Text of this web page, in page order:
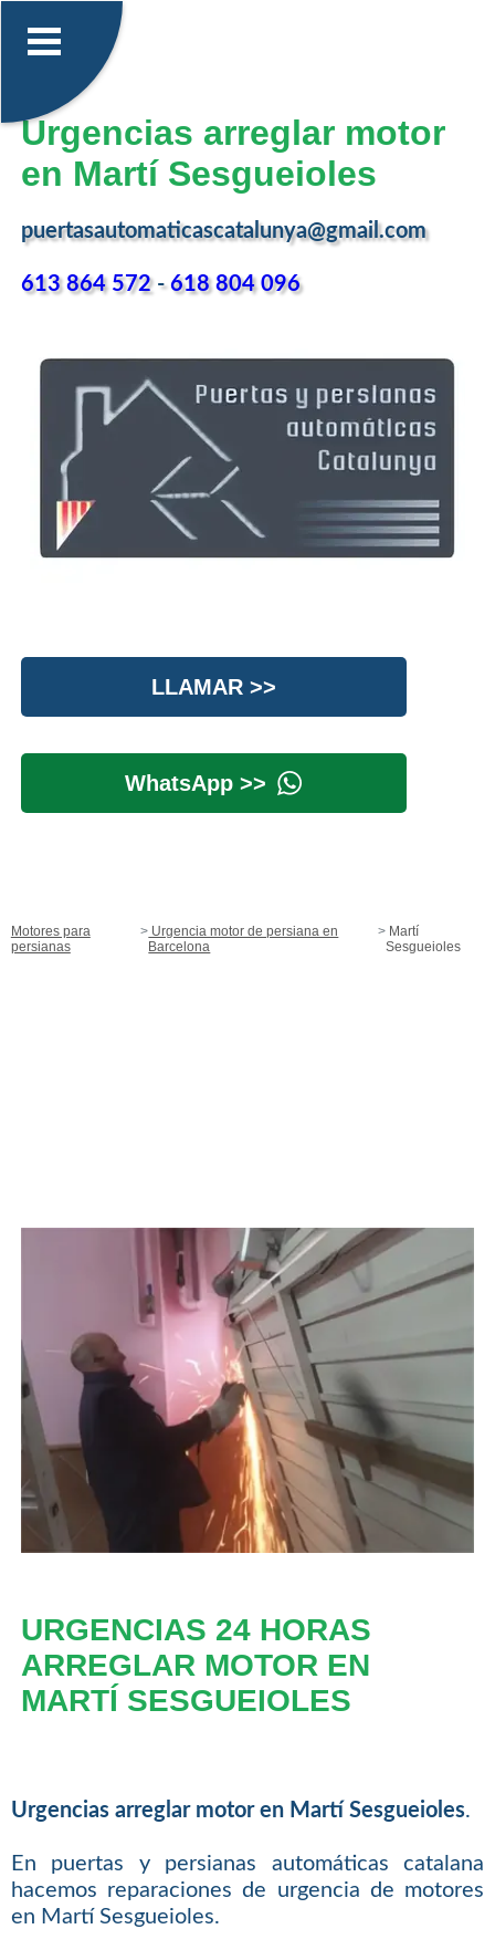
Urgencias arreglar motor
en Martí Sesgueioles
puertasautomaticascatalunya@gmail.com
613 864 572-618 804 096
LLAMAR >>
WhatsApp >>
Motores para
persianas
Urgencia motor de persiana en
Barcelona
Martí
Sesgueioles
URGENCIAS 24 HORAS
ARREGLAR MOTOR EN
MARTÍ SESGUEIOLES
Urgencias arreglar motor en Martí Sesgueioles.
En puertas y persianas automáticas catalana
hacemos reparaciones de urgencia de motores
en Martí Sesgueioles.